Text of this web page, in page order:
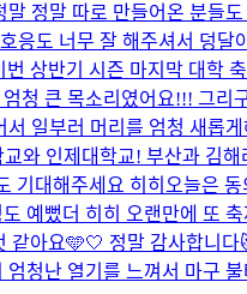
정말 따로 만들어온 분들
응도 너무 잘 해주셔서 덩
상반기 시즌 마지막 대학
청 큰 목소리였어요!!! 그
일부러 머리를 엄청 새롭
와 인제대학교! 부산과 김
기대해주세요 히히 오늘은
예뻤더 히히 오랜만에 또
같아요🩵🤍 정말 감사합니
청난 열기를 느껴서 마구